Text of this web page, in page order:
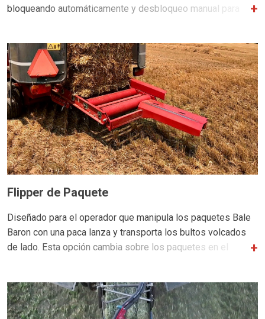
bloqueando automáticamente y desbloqueo manual para
hidráulicos.
Flipper de Paquete
Diseñado para el operador que manipula los paquetes Bale
Baron con una paca lanza y transporta los bultos volcados
de lado. Esta opción cambia sobre los paquetes en el